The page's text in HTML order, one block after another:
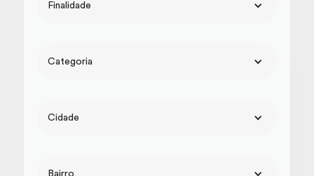
Finalidade
Categoria
Cidade